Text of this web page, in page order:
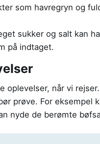
som havregryn og
sukker og salt kan
på indtaget.
oplevelser, når vi
prøve. For eksempel
nyde de berømte